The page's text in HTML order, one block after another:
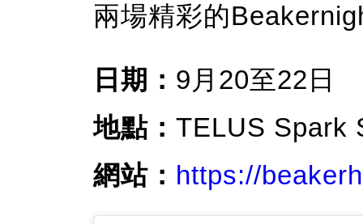
兩場精彩的
日期： 9月20至22日
地點： TELUS Spark
網站： https://